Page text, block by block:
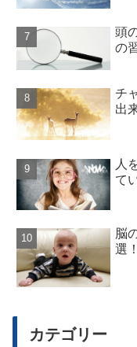
頭
の
チ
出
人
て
脳
選！
カテゴリー